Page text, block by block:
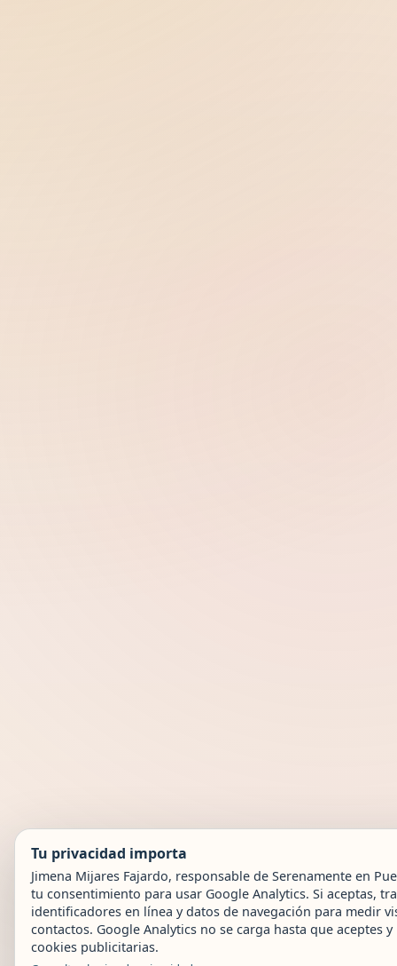
Tu privacidad importa
Jimena Mijares Fajardo, responsable de Serenamente en
tu consentimiento para usar Google Analytics. Si aceptas,
identificadores en línea y datos de navegación para medir
contactos. Google Analytics no se carga hasta que aceptes
cookies publicitarias.